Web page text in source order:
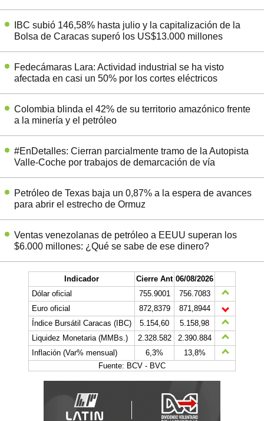
IBC subió 146,58% hasta julio y la capitalización de la
Bolsa de Caracas superó los US$13.000 millones
Fedecámaras Lara: Actividad industrial se ha visto
afectada en casi un 50% por los cortes eléctricos
Colombia blinda el 42% de su territorio amazónico frente
a la minería y el petróleo
#EnDetalles: Cierran parcialmente tramo de la Autopista
Valle-Coche por trabajos de demarcación de vía
Petróleo de Texas baja un 0,87% a la espera de avances
para abrir el estrecho de Ormuz
Ventas venezolanas de petróleo a EEUU superan los
$6.000 millones: ¿Qué se sabe de ese dinero?
Indicador Cierre Ant 06/08/2026
Dólar oficial
755.9001
756.7083
Euro oficial
872,8379
871,8944
Índice Bursátil Caracas (IBC)
5.154,60
5.158,98
Liquidez Monetaria (MMBs.)
2.328.582
2.390.884
Inflación (Var% mensual)
6,3%
13,8%
Fuente: BCV - BVC